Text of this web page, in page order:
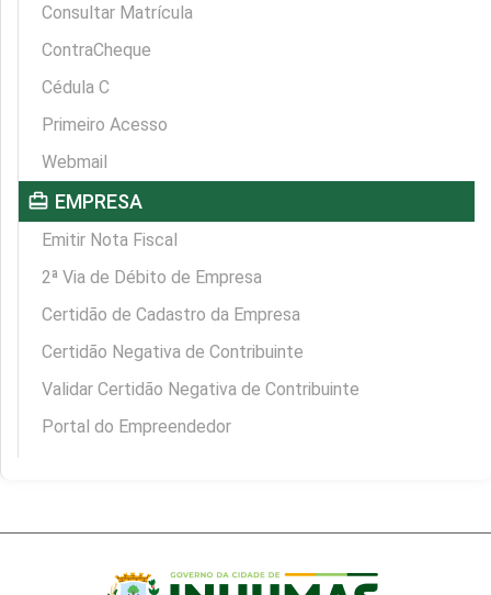
Consultar Matrícula
ContraCheque
Cédula C
Primeiro Acesso
Webmail
card_travel EMPRESA
Emitir Nota Fiscal
2ª Via de Débito de Empresa
Certidão de Cadastro da Empresa
Certidão Negativa de Contribuinte
Validar Certidão Negativa de Contribuinte
Portal do Empreendedor